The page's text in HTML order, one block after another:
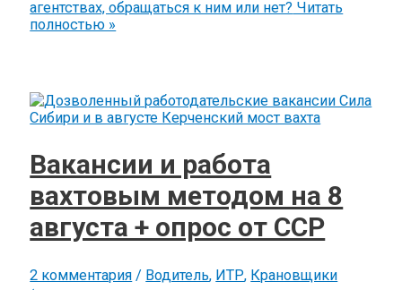
агентствах, обращаться к ним или нет? Читать
полностью »
Вакансии и работа
вахтовым методом на 8
августа + опрос от ССР
2 комментария / Водитель, ИТР, Крановщики